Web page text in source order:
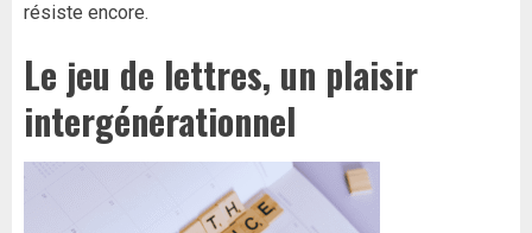
résiste encore.
Le jeu de lettres, un plaisir
intergénérationnel